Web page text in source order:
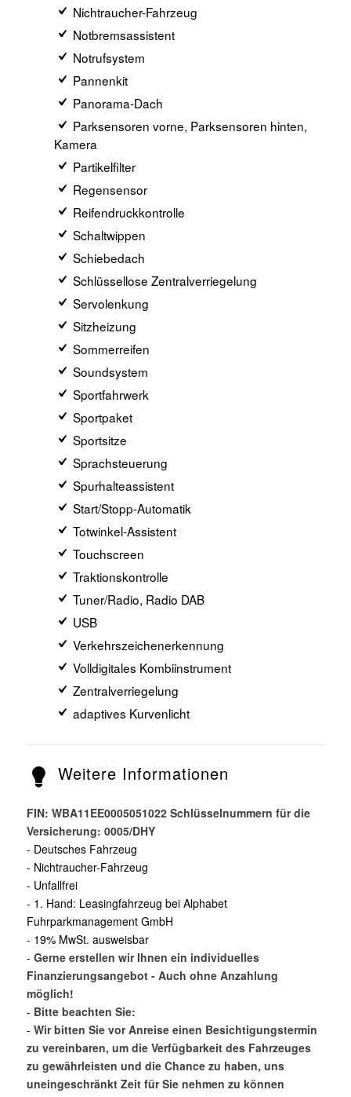
Nichtraucher-Fahrzeug
Notbremsassistent
Notrufsystem
Pannenkit
Panorama-Dach
Parksensoren vorne, Parksensoren hinten,
Kamera
Partikelfilter
Regensensor
Reifendruckkontrolle
Schaltwippen
Schiebedach
Schlüssellose Zentralverriegelung
Servolenkung
Sitzheizung
Sommerreifen
Soundsystem
Sportfahrwerk
Sportpaket
Sportsitze
Sprachsteuerung
Spurhalteassistent
Start/Stopp-Automatik
Totwinkel-Assistent
Touchscreen
Traktionskontrolle
Tuner/Radio, Radio DAB
USB
Verkehrszeichenerkennung
Volldigitales Kombiinstrument
Zentralverriegelung
adaptives Kurvenlicht
Weitere Informationen
FIN: WBA11EE0005051022 Schlüsselnummern für die
Versicherung: 0005/DHY
- Deutsches Fahrzeug
- Nichtraucher-Fahrzeug
- Unfallfrei
- 1. Hand: Leasingfahrzeug bei Alphabet
Fuhrparkmanagement GmbH
- 19% MwSt. ausweisbar
- Gerne erstellen wir Ihnen ein individuelles
Finanzierungsangebot - Auch ohne Anzahlung
möglich!
- Bitte beachten Sie:
- Wir bitten Sie vor Anreise einen Besichtigungstermin
zu vereinbaren, um die Verfügbarkeit des Fahrzeuges
zu gewährleisten und die Chance zu haben, uns
uneingeschränkt Zeit für Sie nehmen zu können